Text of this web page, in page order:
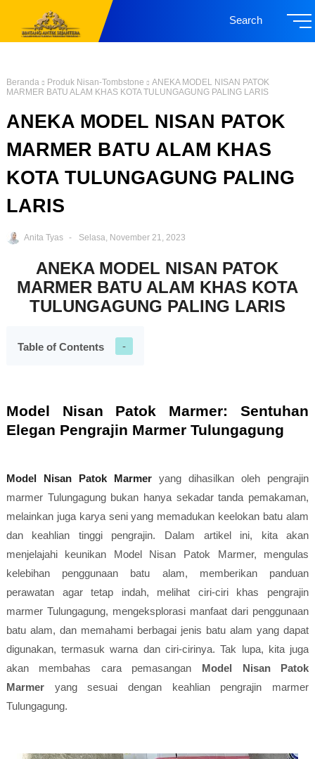
Search
Beranda Produk Nisan-Tombstone
ANEKA MODEL NISAN PATOK
MARMER BATU ALAM KHAS KOTA TULUNGAGUNG PALING LARIS
ANEKA MODEL NISAN PATOK
MARMER BATU ALAM KHAS
KOTA TULUNGAGUNG PALING
LARIS
Anita Tyas Selasa, November 21, 2023
ANEKA MODEL NISAN PATOK
MARMER BATU ALAM KHAS KOTA
TULUNGAGUNG PALING LARIS
Table of Contents
Model Nisan Patok Marmer: Sentuhan
Elegan Pengrajin Marmer Tulungagung
Model Nisan Patok Marmer yang dihasilkan oleh pengrajin
marmer Tulungagung bukan hanya sekadar tanda pemakaman,
melainkan juga karya seni yang memadukan keelokan batu alam
dan keahlian tinggi pengrajin. Dalam artikel ini, kita akan
menjelajahi keunikan Model Nisan Patok Marmer, mengulas
kelebihan penggunaan batu alam, memberikan panduan
perawatan agar tetap indah, melihat ciri-ciri khas pengrajin
marmer Tulungagung, mengeksplorasi manfaat dari penggunaan
batu alam, dan memahami berbagai jenis batu alam yang dapat
digunakan, termasuk warna dan ciri-cirinya. Tak lupa, kita juga
akan membahas cara pemasangan Model Nisan Patok
Marmeryang sesuai dengan keahlian pengrajin marmer
Tulungagung.